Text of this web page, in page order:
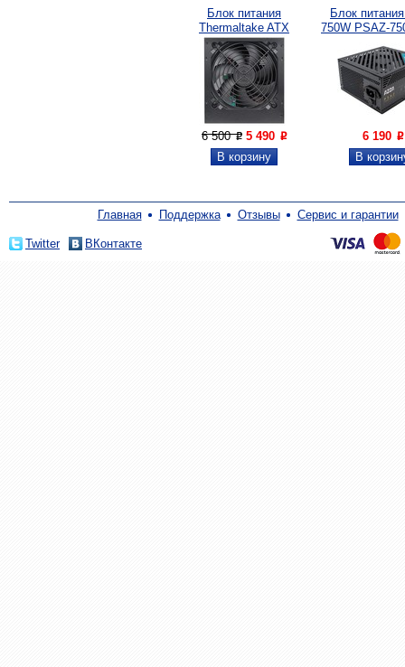
Блок питания
Thermaltake ATX
650W...
6 500P 5 490 P
Блок
750W PSAZ-
6 190 P
Главная Поддержка Отзывы Сервис и гарантии
Twitter ВКонтакте